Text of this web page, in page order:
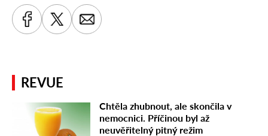
REVUE
Chtěla zhubnout, ale skončila v
nemocnici. Příčinou byl až
neuvěřitelný pitný režim